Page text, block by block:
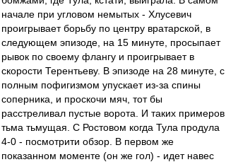
начале при угловом немытых - Хлусевич
проигрывает борьбу по центру вратарской, в
следующем эпизоде, на 15 минуте, просыпает
рывок по своему флангу и проигрывает в
скорости Терентьеву. В эпизоде на 28 минуте, с
полным пофигизмом упускает из-за спины
соперника, и проскочи мяч, тот бы
расстреливал пустые ворота. И таких примеров
тьма тьмущая. С Ростовом когда Тула продула
4-0 - посмотрити обзор. В первом же
показанном моменте (он же гол) - идет навес